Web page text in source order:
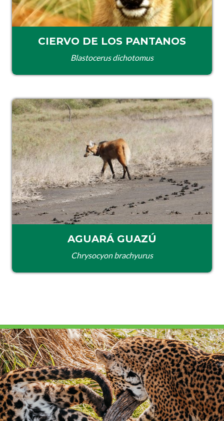
A CONSERVAR EL CIERVO DE LOS
CIERVO DE LOS PANTANOS
Blastocerus dichotomus
AGUARÁ GUAZÚ
Chrysocyon brachyurus